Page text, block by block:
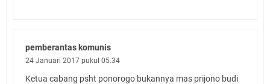
pemberantas komunis
24 Januari 2017 pukul 05.34
Ketua cabang psht ponorogo bukannya mas prijono budi